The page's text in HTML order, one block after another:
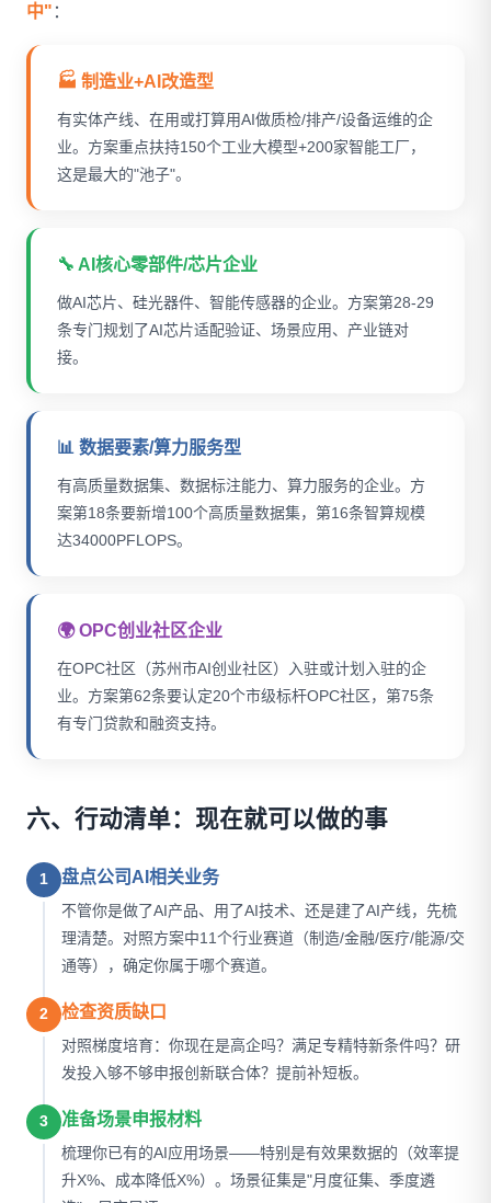
中" ：
🏭 制造业+AI改造型
有实体产线、在用或打算用AI做质检/排产/设备运维的企
业。方案重点扶持150个工业大模型+200家智能工厂，
这是最大的"池子"。
🔧 AI核心零部件/芯片企业
做AI芯片、硅光器件、智能传感器的企业。方案第28-29
条专门规划了AI芯片适配验证、场景应用、产业链对
接。
📊 数据要素/算力服务型
有高质量数据集、数据标注能力、算力服务的企业。方
案第18条要新增100个高质量数据集，第16条智算规模
达34000PFLOPS。
🌍 OPC创业社区企业
在OPC社区（苏州市AI创业社区）入驻或计划入驻的企
业。方案第62条要认定20个市级标杆OPC社区，第75条
有专门贷款和融资支持。
六、行动清单：现在就可以做的事
1 盘点公司AI相关业务
不管你是做了AI产品、用了AI技术、还是建了AI产线，先梳
理清楚。对照方案中11个行业赛道（制造/金融/医疗/能源/交
通等），确定你属于哪个赛道。
2 检查资质缺口
对照梯度培育：你现在是高企吗？满足专精特新条件吗？研
发投入够不够申报创新联合体？提前补短板。
3 准备场景申报材料
梳理你已有的AI应用场景——特别是有效果数据的（效率提
升X%、成本降低X%）。场景征集是"月度征集、季度遴